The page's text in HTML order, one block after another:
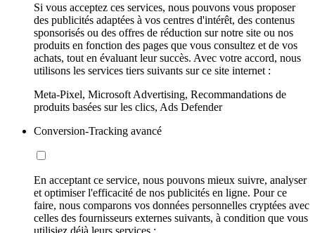
Si vous acceptez ces services, nous pouvons vous proposer
des publicités adaptées à vos centres d'intérêt, des contenus
sponsorisés ou des offres de réduction sur notre site ou nos
produits en fonction des pages que vous consultez et de vos
achats, tout en évaluant leur succès. Avec votre accord, nous
utilisons les services tiers suivants sur ce site internet :
Meta-Pixel, Microsoft Advertising, Recommandations de
produits basées sur les clics, Ads Defender
Conversion-Tracking avancé
En acceptant ce service, nous pouvons mieux suivre, analyser
et optimiser l'efficacité de nos publicités en ligne. Pour ce
faire, nous comparons vos données personnelles cryptées avec
celles des fournisseurs externes suivants, à condition que vous
utilisiez déjà leurs services :